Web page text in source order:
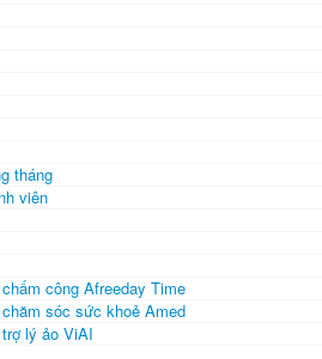
tháng
viên
công Afreeday Time
sóc sức khoẻ Amed
lý ảo ViAI